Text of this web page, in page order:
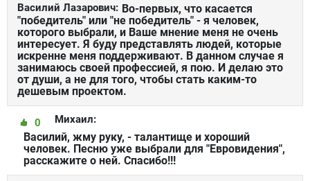
Василий Лазарович: Во-первых, что касается
"победитель" или "не победитель" - я человек,
которого выбрали, и Ваше мнение меня не очень
интересует. Я буду представлять людей, которые
искренне меня поддерживают. В данном случае я
занимаюсь своей профессией, я пою. И делаю это
от души, а не для того, чтобы стать каким-то
дешевым проектом.
Михаил:
0
Василий, жму руку, - талантище и хороший
человек. Песню уже выбрали для "Евровидения",
расскажите о ней. Спасибо!!!